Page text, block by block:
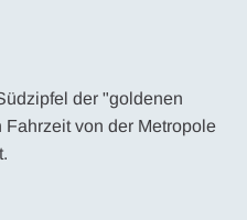
der "goldenen
von der Metropole